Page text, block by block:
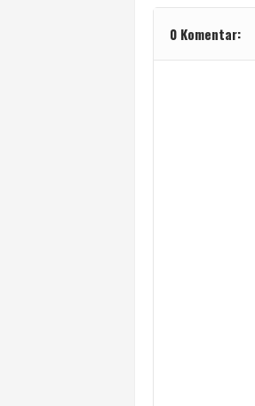
0 Komentar: